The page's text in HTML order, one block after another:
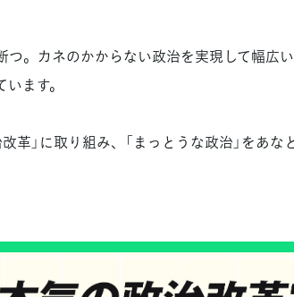
つ。カネのかからない政治を実現して幅広
ます。
革」に取り組み、「まっとうな政治」をあな